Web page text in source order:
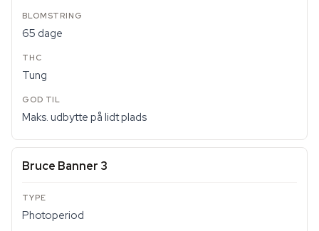
65 dage
Tung
Maks. udbytte på lidt plads
Bruce Banner 3
Photoperiod